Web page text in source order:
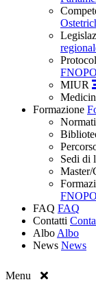
FNOPO
MIUR
Formazione
Sedi di
Master/
FNOPO
FAQ FAQ
Contatti
Albo Albo
News News
Menu